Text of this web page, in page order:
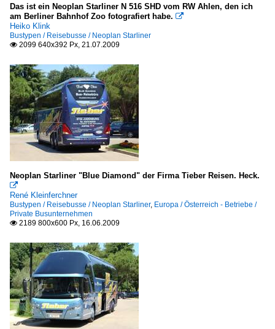
Das ist ein Neoplan Starliner N 516 SHD vom RW Ahlen, den ich
am Berliner Bahnhof Zoo fotografiert habe. 
Heiko Klink
Bustypen / Reisebusse / Neoplan Starliner
 2099 640x392 Px, 21.07.2009
Neoplan Starliner "Blue Diamond" der Firma Tieber Reisen. Heck.

René Kleinferchner
Bustypen / Reisebusse / Neoplan Starliner, Europa / Österreich - Betriebe /
Private Busunternehmen
 2189 800x600 Px, 16.06.2009